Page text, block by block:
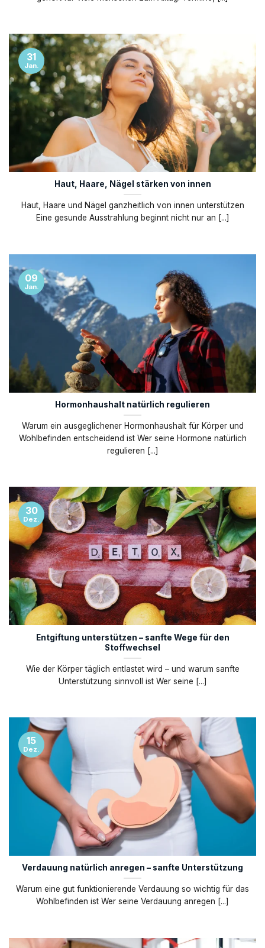
Haut, Haare, Nägel stärken von innen
Haut, Haare und Nägel ganzheitlich von innen unterstützen
Eine gesunde Ausstrahlung beginnt nicht nur an [...]
31
Jan.
Hormonhaushalt natürlich regulieren
Warum ein ausgeglichener Hormonhaushalt für Körper und
Wohlbefinden entscheidend ist Wer seine Hormone natürlich
regulieren [...]
09
Jan.
Entgiftung unterstützen – sanfte Wege für den
Stoffwechsel
Wie der Körper täglich entlastet wird – und warum sanfte
Unterstützung sinnvoll ist Wer seine [...]
30
Dez.
Verdauung natürlich anregen – sanfte Unterstützung
Warum eine gut funktionierende Verdauung so wichtig für das
Wohlbefinden ist Wer seine Verdauung anregen [...]
15
Dez.